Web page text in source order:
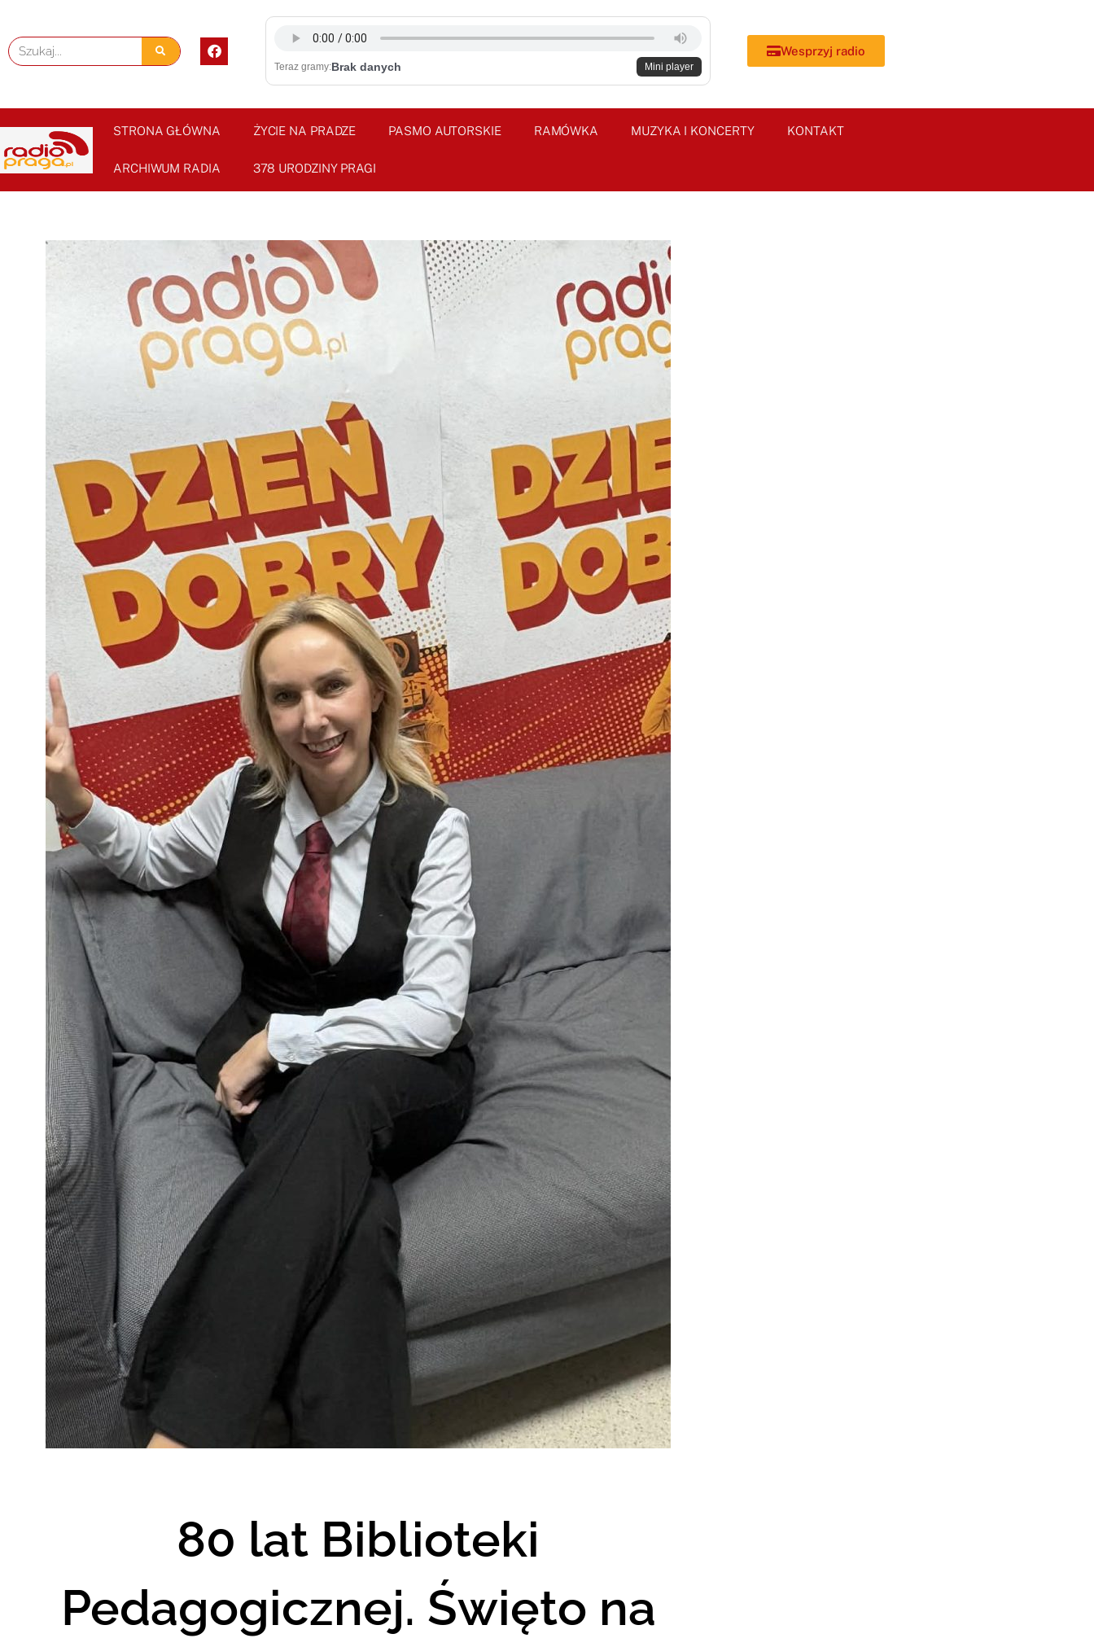
content
Szukaj
F
a
c
o
o
k
Teraz gramy:Brak danych Mini player
Wesprzyj radio
STRONA GŁÓWNA ŻYCIE NA PRADZE PASMO AUTORSKIE RAMÓWKA MUZYKA I KONCERTY KONTAKT
ARCHIWUM RADIA 378 URODZINY PRAGI
80 lat Biblioteki
Pedagogicznej. Święto na